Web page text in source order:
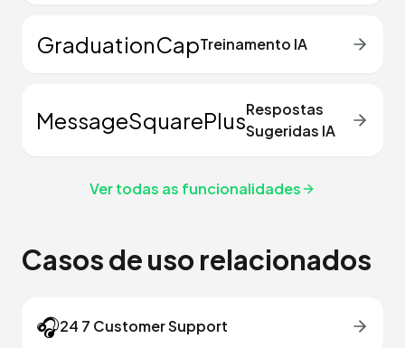
GraduationCapTreinamento IA
MessageSquarePlusRespostas
Sugeridas IA
Ver todas as funcionalidades
Casos de uso relacionados
🎧24 7 Customer Support